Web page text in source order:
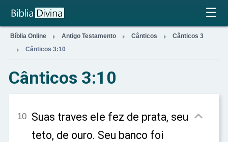
×
☰
Bíblia Online  Antigo Testamento  Cânticos  Cânticos 3
 Cânticos 3:10
Cânticos 3:10
10 Suas traves ele fez de prata, seu
teto, de ouro. Seu banco foi
